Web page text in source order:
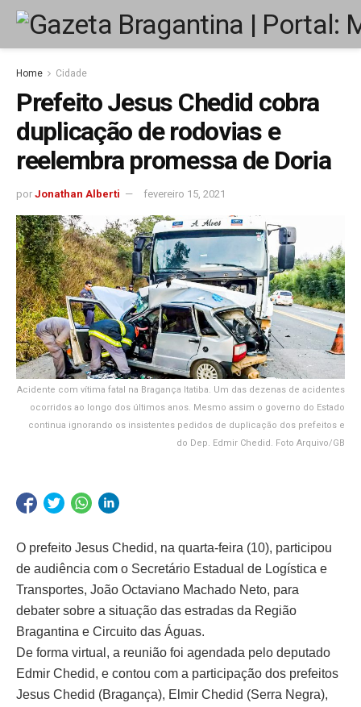
Home Cidade
Prefeito Jesus Chedid cobra
duplicação de rodovias e
reelembra promessa de Doria
por Jonathan Alberti fevereiro 15, 2021
Acidente com vítima fatal na Bragança Itatiba. Um das dezenas de acidentes
ocorridos ao longo dos últimos anos. Mesmo assim o governo do Estado
continua ignorando os insistentes pedidos de duplicação dos prefeitos e
do Dep. Edmir Chedid. Foto Arquivo/GB
O prefeito Jesus Chedid, na quarta-feira (10), participou
de audiência com o Secretário Estadual de Logística e
Transportes, João Octaviano Machado Neto, para
debater sobre a situação das estradas da Região
Bragantina e Circuito das Águas.
De forma virtual, a reunião foi agendada pelo deputado
Edmir Chedid, e contou com a participação dos prefeitos
Jesus Chedid (Bragança), Elmir Chedid (Serra Negra),